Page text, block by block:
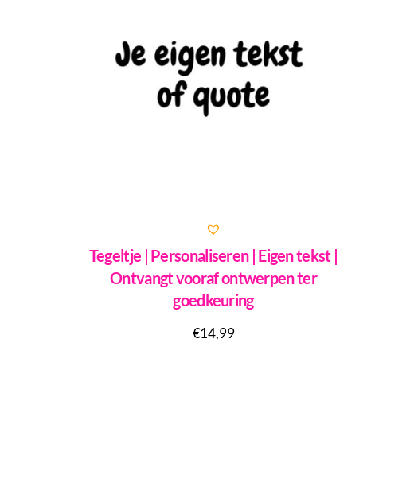
Tegeltje | Personaliseren | Eigen tekst |
Ontvangt vooraf ontwerpen ter
goedkeuring
€14,99